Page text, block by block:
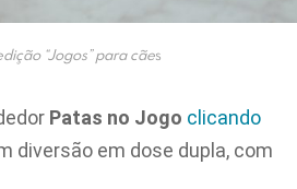
“Jogos” para cães
Patas no Jogo clicando
diversão em dose dupla, com